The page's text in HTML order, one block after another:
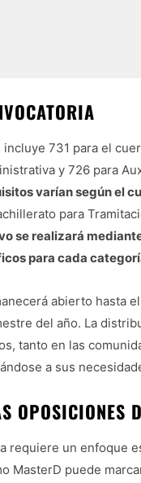
731 para el
y 726 para
varían según el
para
se realizará
para cada
abierto hasta
del año. La
tanto en las
a sus
OPOSICIONES
requiere un enfoque
MasterD puede